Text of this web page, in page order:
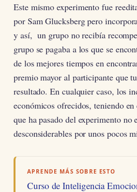
Este mismo experimento fue
por Sam Glucksberg pero
y así, un grupo no recibía
grupo se pagaba a los que se
de los mejores tiempos en
premio mayor al participante que
resultado. En cualquier caso, los
económicos ofrecidos, teniendo
que ha pasado del experimento no
desconsiderables por unos pocos
APRENDE MÁS SOBRE ESTO
Curso de Inteligencia